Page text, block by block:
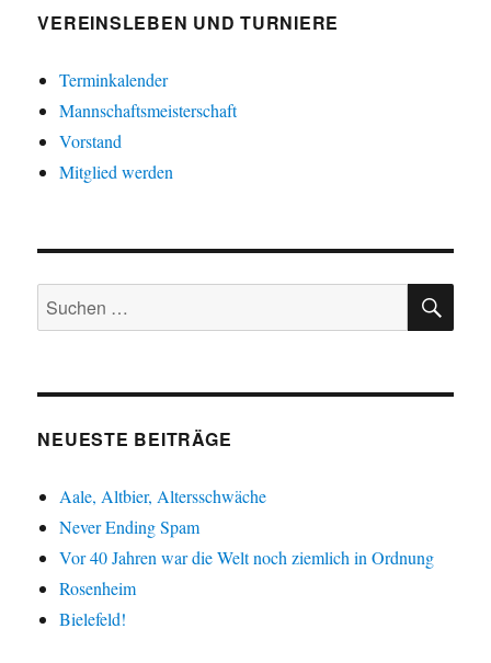
VEREINSLEBEN UND TURNIERE
Terminkalender
Mannschaftsmeisterschaft
Vorstand
Mitglied werden
Suche
nach:
NEUESTE BEITRÄGE
Aale, Altbier, Altersschwäche
Never Ending Spam
Vor 40 Jahren war die Welt noch ziemlich in Ordnung
Rosenheim
Bielefeld!